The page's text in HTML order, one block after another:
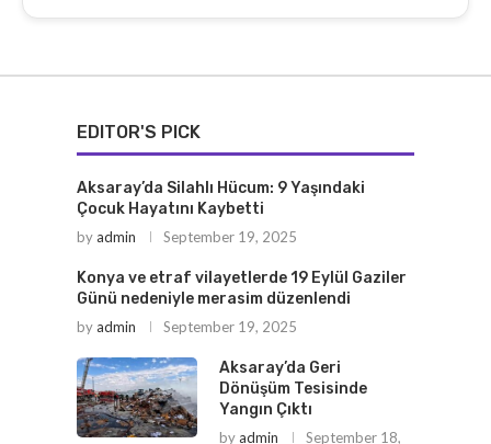
EDITOR'S PICK
Aksaray’da Silahlı Hücum: 9 Yaşındaki
Çocuk Hayatını Kaybetti
byadmin September 19, 2025
Konya ve etraf vilayetlerde 19 Eylül Gaziler
Günü nedeniyle merasim düzenlendi
byadmin September 19, 2025
Aksaray’da Geri
Dönüşüm Tesisinde
Yangın Çıktı
byadmin
September 18,